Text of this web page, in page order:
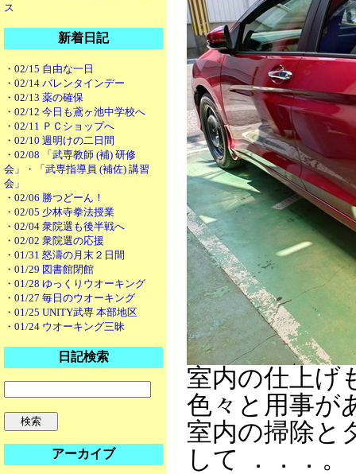
ス
新着日記
・02/15 自由な一日
・02/14 バレンタインデー
・02/13 薬の確保
・02/12 今日も鳶ヶ池中学校へ
・02/11 ＰＣショップへ
・02/10 週明けの二日間
・02/08 「武専教師 (補) 研修
会」・「武専指導員 (補佐) 講習
会」
・02/06 勝つどーん！
・02/05 少林寺拳法授業
・02/04 衆院選も後半戦へ
・02/02 衆院選の応援
・01/31 怒濤の月末２日間
・01/29 図書館閉館
・01/28 ゆっくりウオーキング
・01/27 毎日のウオーキング
・01/25 UNITY武専 本部地区
・01/24 ウオーキング三昧
日記検索
アーカイブ
室内の仕上げ
色々と用事が
室内の掃除と
して ．．．。